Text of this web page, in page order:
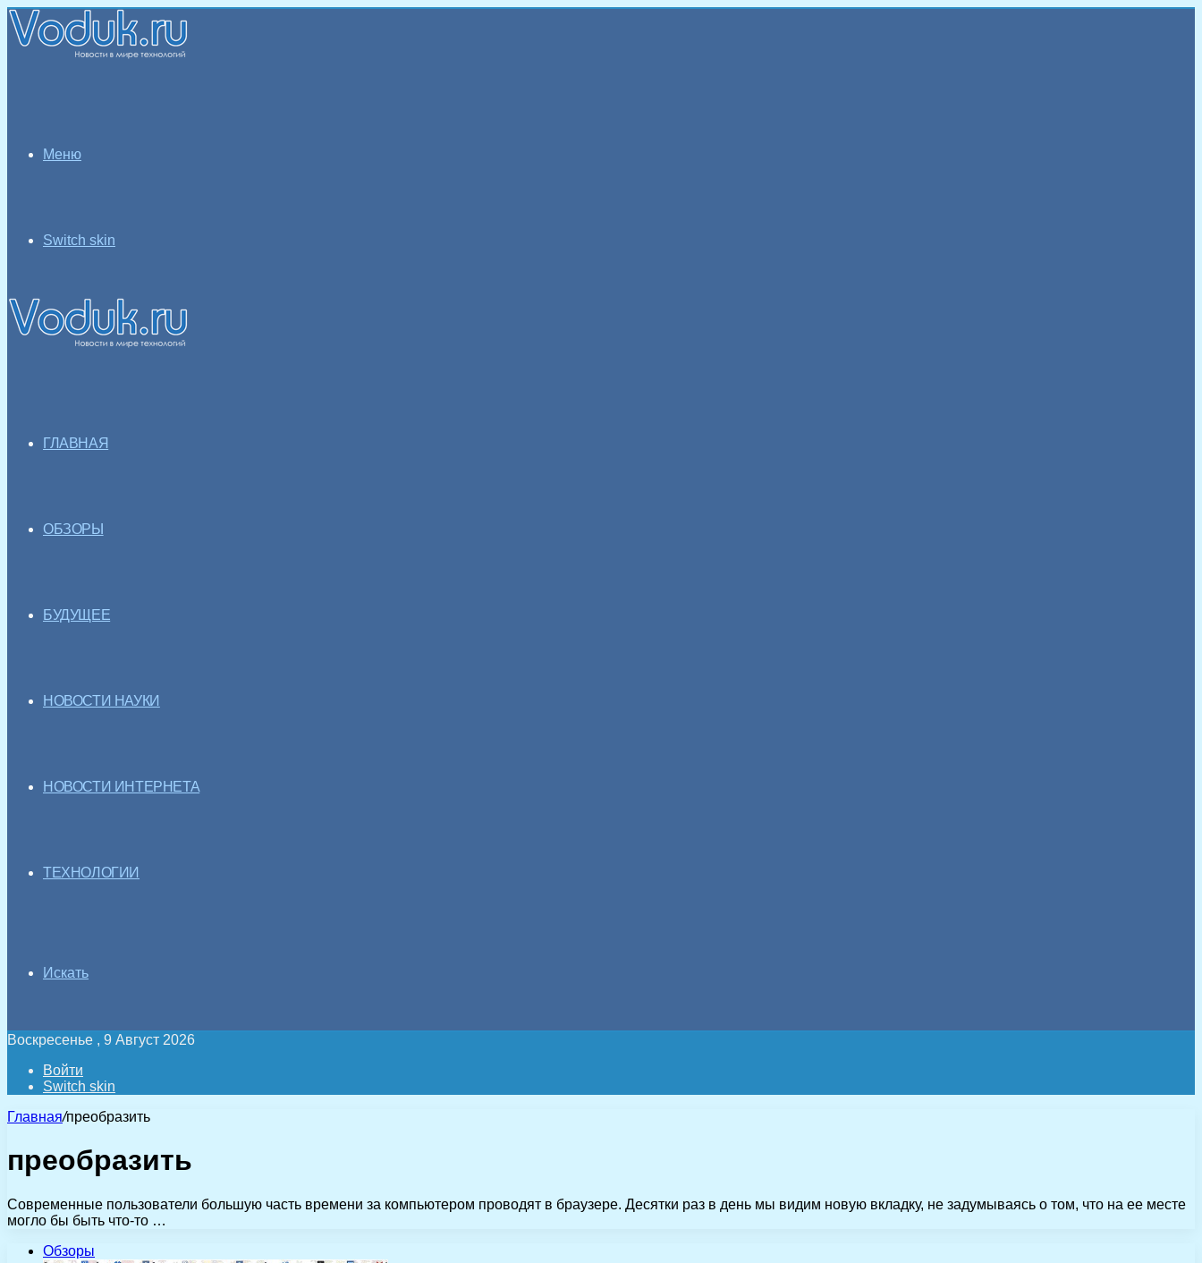
Меню
Switch skin
ГЛАВНАЯ
ОБЗОРЫ
БУДУЩЕЕ
НОВОСТИ НАУКИ
НОВОСТИ ИНТЕРНЕТА
ТЕХНОЛОГИИ
Искать
Воскресенье , 9 Август 2026
Войти
Switch skin
Главная/преобразить
преобразить
Современные пользователи большую часть времени за компьютером проводят в браузере. Десятки раз в день мы видим новую вкладку, не задумываясь о том, что на ее месте
могло бы быть что-то …
Обзоры